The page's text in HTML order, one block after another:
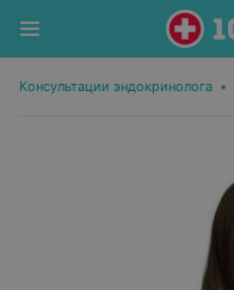
Консультации эндокринолога •